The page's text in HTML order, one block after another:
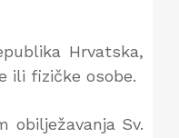
Hrvatska,
ili fizičke osobe.
obilježavanja Sv.